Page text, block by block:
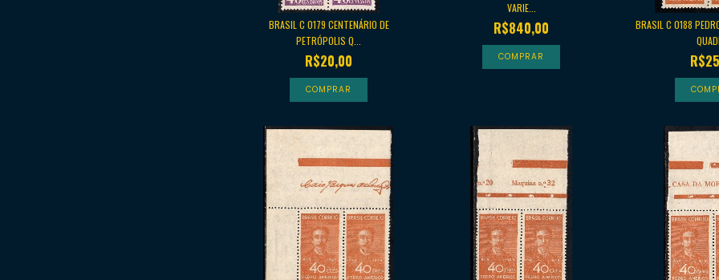
BRASIL C 0179 CENTENÁRIO DE
PETRÓPOLIS Q...
R$20,00
VARIE...
R$840,00
BRASIL C 0188